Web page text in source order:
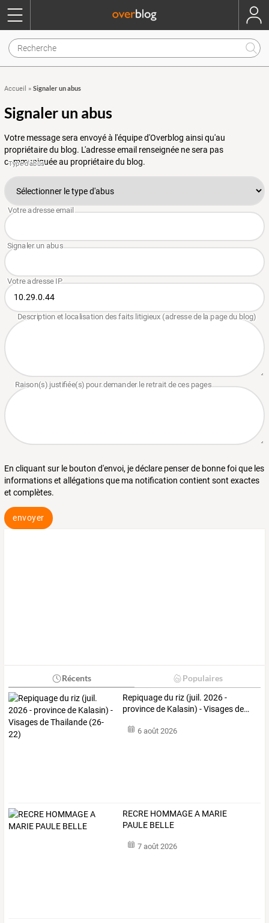
Accueil » Signaler un abus
Signaler un abus
Votre message sera envoyé à l'équipe d'Overblog ainsi qu'au
propriétaire du blog. L'adresse email renseignée ne sera pas
communiquée au propriétaire du blog.
En cliquant sur le bouton d'envoi, je déclare penser de bonne foi que les
informations et allégations que ma notification contient sont exactes
et complètes.
envoyer
Récents Populaires
Repiquagedu riz (juil. 2026-
provincede Kalasin) -Visagesde…
6 août 2026
RECRE HOMMAGE A MARIE
PAULE BELLE
7 août 2026